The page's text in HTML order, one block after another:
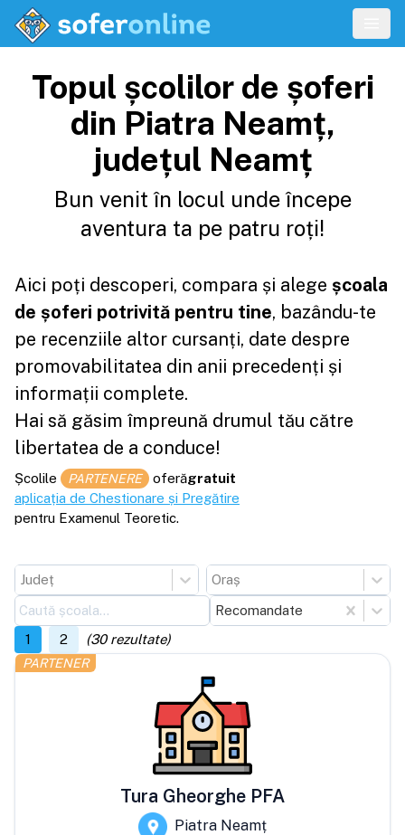
Topul școlilor de șoferi
din Piatra Neamț,
județul Neamț
Bun venit în locul unde începe
aventura ta pe patru roți!
Aici poți descoperi, compara și alege școala
de șoferi potrivită pentru tine, bazându-te
pe recenziile altor cursanți, date despre
promovabilitatea din anii precedenți și
informații complete.
Hai să găsim împreună drumul tău către
libertatea de a conduce!
Școlile PARTENERE oferăgratuit
aplicația de Chestionare și Pregătire
pentru Examenul Teoretic.
Județ
Oraș
Recomandate
1
2 (30rezultate)
PARTENER
Tura Gheorghe PFA
Piatra Neamț